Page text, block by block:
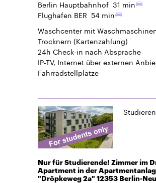
Berlin Hauptbahnhof 31 min
Flughafen BER 54 min
Waschcenter mit
Trocknern (Kartenzahlung)
24h Check-in nach Absprache
IP-TV, Internet über externen
Fahrradstellplätze
Nur für Studierende! Zimmer im
Apartment in der
"Dröpkeweg 2a" 12353 Berlin-